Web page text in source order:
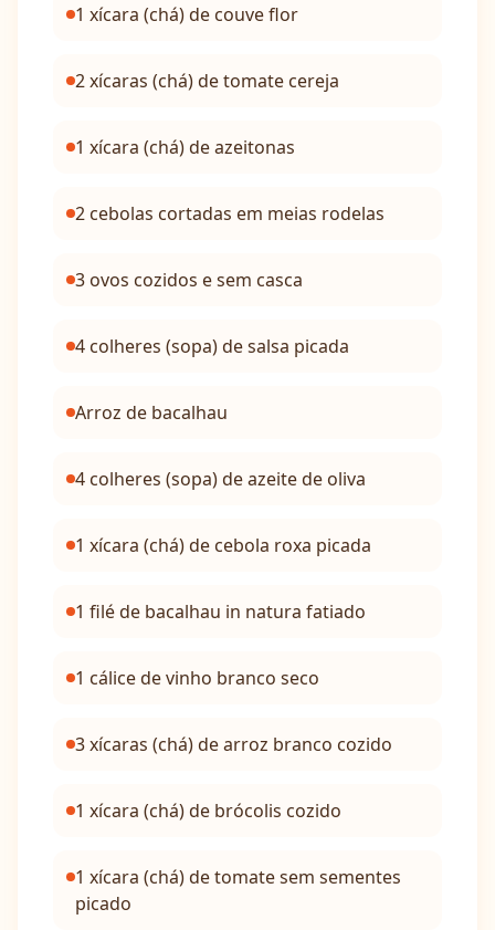
1 xícara (chá) de couve flor
2 xícaras (chá) de tomate cereja
1 xícara (chá) de azeitonas
2 cebolas cortadas em meias rodelas
3 ovos cozidos e sem casca
4 colheres (sopa) de salsa picada
Arroz de bacalhau
4 colheres (sopa) de azeite de oliva
1 xícara (chá) de cebola roxa picada
1 filé de bacalhau in natura fatiado
1 cálice de vinho branco seco
3 xícaras (chá) de arroz branco cozido
1 xícara (chá) de brócolis cozido
1 xícara (chá) de tomate sem sementes
picado